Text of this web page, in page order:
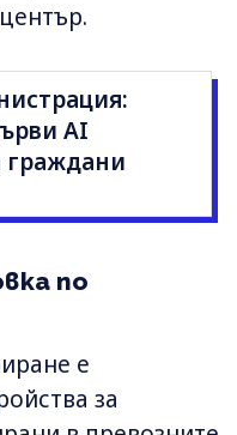
AI
граждани
по
е
за